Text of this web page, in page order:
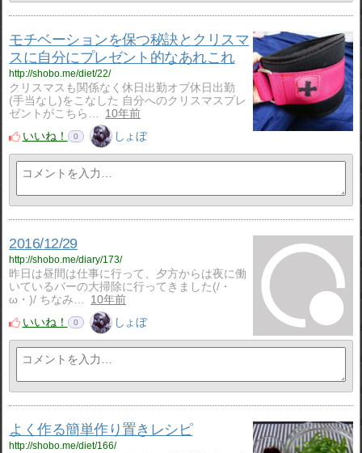
モチベーションを保つ秘訣とクリスマ
スに自分にプレゼント的なあれこれ
http://shobo.me/diet/22/
クリスマスも関係なく休日出勤オブ休日出勤
(手当なし)をこなした 自分へのクリスマスプレ
ゼントがこちら…
10年前
いいね！
0 しょぼ
2016/12/29
http://shobo.me/diary/173/
昨日は昼間は仕事に行って、夕方からは夜に働
いているバーの大掃除に行ってきました(/・
ω・)/ ちなみ…
10年前
いいね！
0 しょぼ
よく作る簡単作り置きレシピ
http://shobo.me/diet/166/